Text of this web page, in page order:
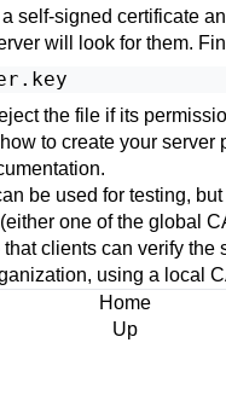
self-signed certificate
will look for them.
the file if its
to create your server
be used for testing,
one of the global
clients can verify the
using a local
Home
Up